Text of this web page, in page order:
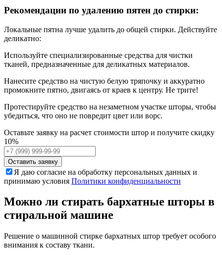
Рекомендации по удалению пятен до стирки:
Локальные пятна лучше удалить до общей стирки. Действуйте
деликатно:
Используйте специализированные средства для чистки
тканей, предназначенные для деликатных материалов.
Нанесите средство на чистую белую тряпочку и аккуратно
промокните пятно, двигаясь от краев к центру. Не трите!
Протестируйте средство на незаметном участке шторы, чтобы
убедиться, что оно не повредит цвет или ворс.
Оставьте заявку на расчет стоимости штор и получите скидку
10%
Оставить заявку
Я даю согласие на обработку персональных данных и
принимаю условия Политики конфиденциальности
Можно ли стирать бархатные шторы в
стиральной машине
Решение о машинной стирке бархатных штор требует особого
внимания к составу ткани.